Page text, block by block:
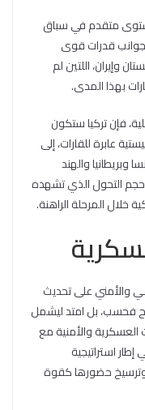
متقدم في سباق
قدرات قوى
وإيران، اللتين لم
بهذا المدى.
فإن تركيا ستكون
عابرة للقارات، إلى
وبريطانيا والهند
التحول الذي تشهده
خلال المرحلة الراهنة.
والأمني على تحديث
فحسب، بل امتد ليشمل
العسكرية والأمنية مع
استراتيجية
وترسيخ حضورها كقوة